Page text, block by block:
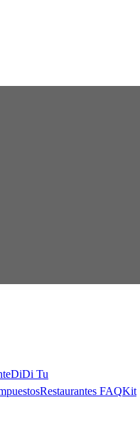
DiDi Tu
Restaurantes FAQKit